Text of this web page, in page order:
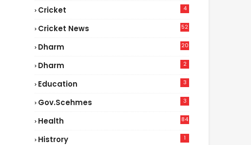
Cricket 4
Cricket News
52
Dharm 20
Dharm 2
Education 3
Gov.scehmes 3
Health
84
Histrory 1